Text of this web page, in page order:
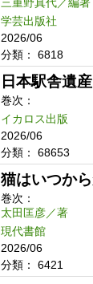
学芸出版社
2026/06
分類：
6818
日本駅舎遺
巻次：
イカロス出版
2026/06
分類：
68653
猫はいつか
巻次：
太田匡彦／著
現代書館
2026/06
分類：
6421